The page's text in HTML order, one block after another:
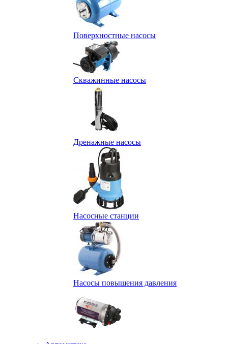
Поверхностные насосы
Скважинные насосы
Дренажные насосы
Насосные станции
Насосы повышения давления